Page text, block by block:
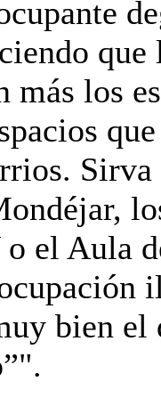
más los
el Aula
bien el